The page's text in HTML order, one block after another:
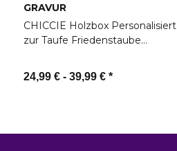
GRAVUR
CHICCIE Holzbox Personalisiert
zur Taufe Friedenstaube
24,99 € - 39,99 € *